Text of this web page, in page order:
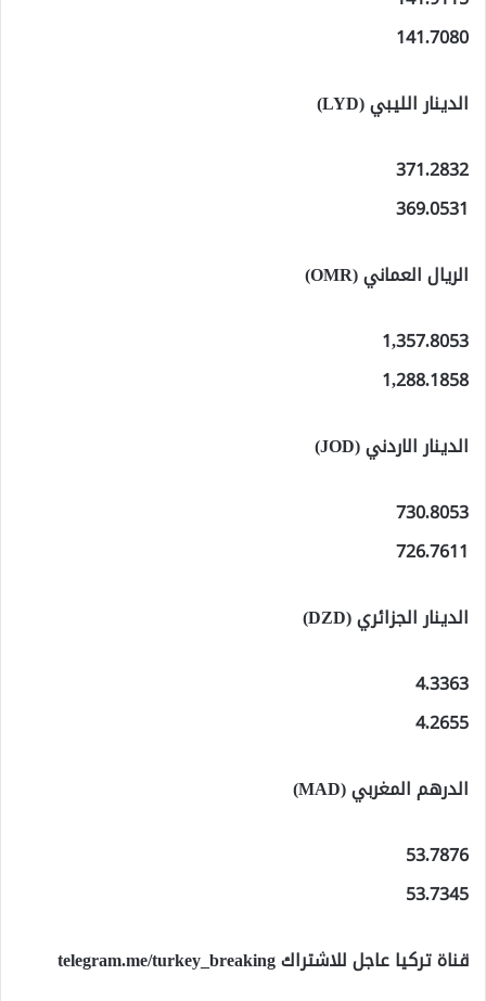
141.7080
الدينار الليبي (LYD)
371.2832
369.0531
الريال العماني (OMR)
1,357.8053
1,288.1858
الدينار الاردني (JOD)
730.8053
726.7611
الدينار الجزائري (DZD)
4.3363
4.2655
الدرهم المغربي (MAD)
53.7876
53.7345
قناة تركيا عاجل للاشتراك telegram.me/turkey_breaking